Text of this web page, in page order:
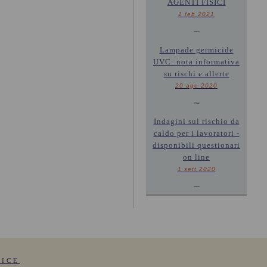
AGENTI FISICI
1 feb 2021
~
Lampade germicide
UVC: nota informativa
su rischi e allerte
20 ago 2020
~
Indagini sul rischio da
caldo per i lavoratori -
disponibili questionari
on line
1 sett 2020
~